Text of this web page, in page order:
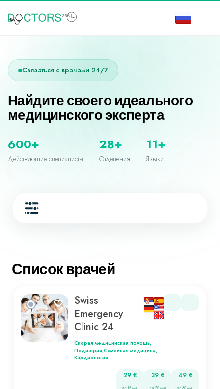
Связаться с врачами 24/7
Найдите своего идеального
медицинского эксперта
600+
Действующие специалисты
28+
Отделения
11+
Языки
Список врачей
Swiss
Emergency
Clinic 24
Скорая медицинская помощь,
Педиатрия,Семейная медицина,
Кардиология
29 €
за 15 мин
39 €
за 20 мин
49 €
за 30 мин